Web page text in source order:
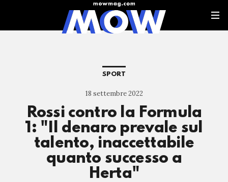
SPORT
18 settembre 2022
Rossi contro la Formula
1: "Il denaro prevale sul
talento, inaccettabile
quanto successo a
Herta"